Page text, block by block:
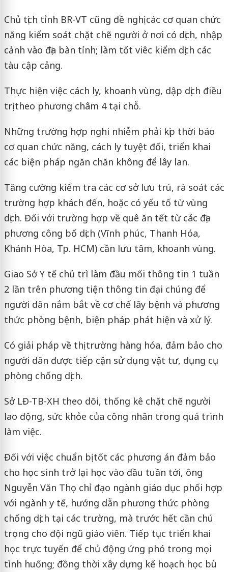
Chủ tịch tỉnh BR-VT cũng đề nghị các cơ quan chức
năng kiểm soát chặt chẽ người ở nơi có dịch, nhập
cảnh vào địa bàn tỉnh; làm tốt viêc kiểm dịch các
tàu cập cảng.
Thực hiện việc cách ly, khoanh vùng, dập dịch điều
trị theo phương châm 4 tại chỗ.
Những trường hợp nghi nhiễm phải kịp thời báo
cơ quan chức năng, cách ly tuyệt đối, triển khai
các biện pháp ngăn chăn không để lây lan.
Tăng cường kiểm tra các cơ sở lưu trú, rà soát các
trường hợp khách đến, hoặc có yếu tố từ vùng
dịch. Đối với trường hợp về quê ăn tết từ các địa
phương công bố dịch (Vĩnh phúc, Thanh Hóa,
Khánh Hòa, Tp. HCM) cần lưu tâm, khoanh vùng.
Giao Sở Y tế chủ trì làm đầu mối thông tin 1 tuần
2 lần trên phương tiện thông tin đại chúng để
người dân nắm bắt về cơ chế lây bệnh và phương
thức phòng bệnh, biện pháp phát hiện và xử lý.
Có giải pháp về thị trường hàng hóa, đảm bảo cho
người dân được tiếp cận sử dụng vật tư, dụng cụ
phòng chống dịch.
Sở LĐ-TB-XH theo dõi, thống kê chặt chẽ người
lao động, sức khỏe của công nhân trong quá trình
làm việc.
Đối với việc chuẩn bị tốt các phương án đảm bảo
cho học sinh trở lại học vào đầu tuần tới, ông
Nguyễn Văn Thọ chỉ đạo ngành giáo dục phối hợp
với ngành y tế, hướng dẫn phương thức phòng
chống dịch tại các trường, mà trước hết cần chú
trọng cho đội ngũ giáo viên. Tiếp tục triển khai
học trực tuyến để chủ động ứng phó trong mọi
tình huống; đồng thời xây dựng kế hoạch học bù